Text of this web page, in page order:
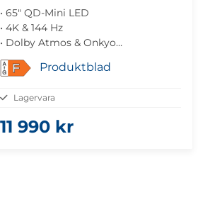
• 65" QD-Mini LED
• 4K & 144 Hz
• Dolby Atmos & Onkyo
• Google TV & Chromecast
• Gaming med FreeSync
F Produktblad
Lagervara
11 990 kr